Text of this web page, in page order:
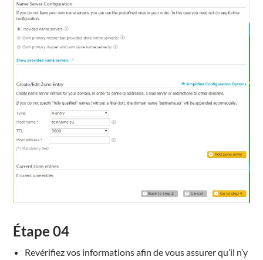
Étape 04
Revérifiez vos informations afin de vous assurer qu’il n’y